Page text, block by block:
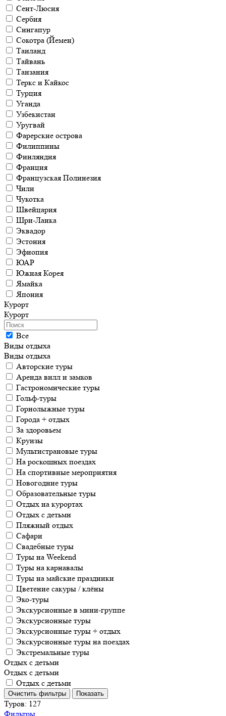
Сент-Люсия
Сербия
Сингапур
Сокотра (Йемен)
Таиланд
Тайвань
Танзания
Теркс и Кайкос
Турция
Уганда
Узбекистан
Уругвай
Фарерские острова
Филиппины
Финляндия
Франция
Французская Полинезия
Чили
Чукотка
Швейцария
Шри-Ланка
Эквадор
Эстония
Эфиопия
ЮАР
Южная Корея
Ямайка
Япония
Курорт
Курорт
Все
Виды отдыха
Виды отдыха
Авторские туры
Аренда вилл и замков
Гастрономические туры
Гольф-туры
Горнолыжные туры
Города + отдых
За здоровьем
Круизы
Мультистрановые туры
На роскошных поездах
На спортивные мероприятия
Новогодние туры
Образовательные туры
Отдых на курортах
Отдых с детьми
Пляжный отдых
Сафари
Свадебные туры
Туры на Weekend
Туры на карнавалы
Туры на майские праздники
Цветение сакуры / клёны
Эко-туры
Экскурсионные в мини-группе
Экскурсионные туры
Экскурсионные туры + отдых
Экскурсионные туры на поездах
Экстремальные туры
Отдых с детьми
Отдых с детьми
Отдых с детьми
Туров: 127
Фильтры